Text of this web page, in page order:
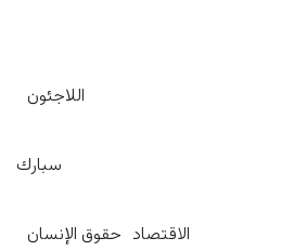
اللاجئون
سبارك
الاقتصاد حقوق الإنسان